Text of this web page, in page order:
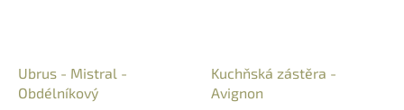
Ubrus - Mistral -
Obdélníkový
Kuchňská zástěra -
Avignon